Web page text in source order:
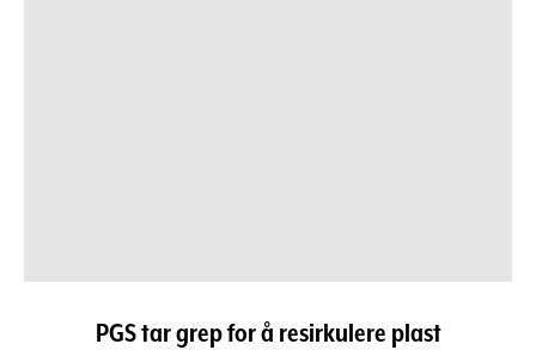
PGS tar grep for å resirkulere plast